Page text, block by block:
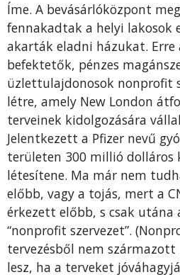
Íme. A bevásárlóközpont
fennakadtak a helyi lakosok
akarták eladni házukat. Erre
befektetők, pénzes
üzlettulajdonosok nonprofit
létre, amely New London
terveinek kidolgozására
Jelentkezett a Pfizer nevű
területen 300 millió
létesítene. Ma már nem
előbb, vagy a tojás, mert a
érkezett előbb, s csak utána
“nonprofit szervezet”.
tervezésből nem
lesz, ha a terveket